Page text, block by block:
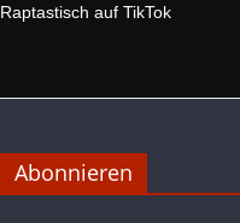
Raptastisch auf TikTok
Abonnieren